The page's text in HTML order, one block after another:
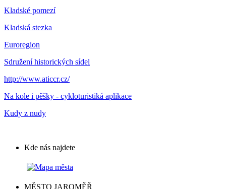
Kladské pomezí
Kladská stezka
Euroregion
Sdružení historických sídel
http://www.aticcr.cz/
Na kole i pěšky - cykloturistiká aplikace
Kudy z nudy
Kde nás najdete
MĚSTO JAROMĚŘ